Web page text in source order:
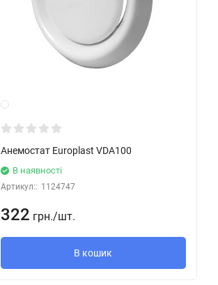
Анемостат Europlast VDA100
В наявності
Артикул:: 1124747
322 грн./шт.
В кошик